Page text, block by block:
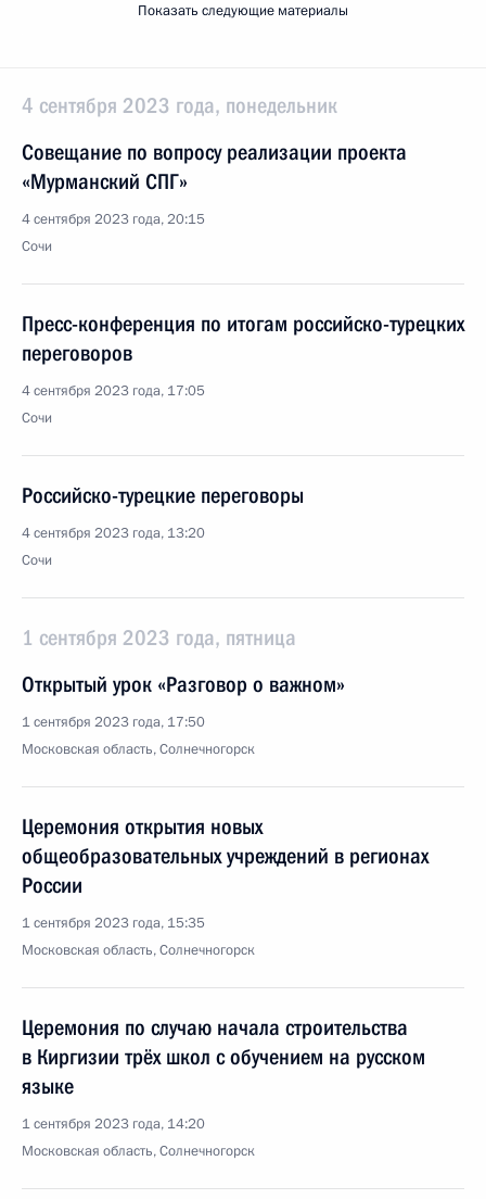
Показать следующие материалы
4 сентября 2023 года, понедельник
Совещание по вопросу реализации проекта
«Мурманский СПГ»
4 сентября 2023 года, 20:15
Сочи
Пресс-конференция по итогам российско-турецких
переговоров
4 сентября 2023 года, 17:05
Сочи
Российско-турецкие переговоры
4 сентября 2023 года, 13:20
Сочи
1 сентября 2023 года, пятница
Открытый урок «Разговор о важном»
1 сентября 2023 года, 17:50
Московская область, Солнечногорск
Церемония открытия новых
общеобразовательных учреждений в регионах
России
1 сентября 2023 года, 15:35
Московская область, Солнечногорск
Церемония по случаю начала строительства
в Киргизии трёх школ с обучением на русском
языке
1 сентября 2023 года, 14:20
Московская область, Солнечногорск